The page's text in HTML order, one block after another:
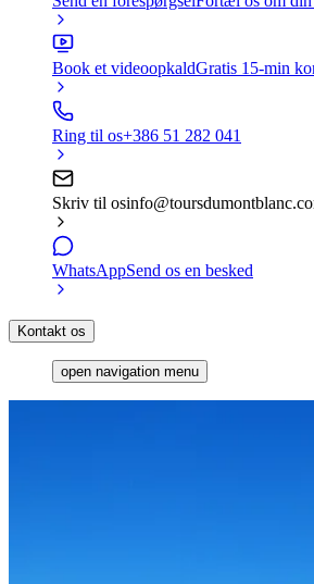
Book et videoopkaldGratis 15-min
Ring til os+386 51 282 041
Skriv til os
WhatsAppSend os en besked
Kontakt os
open navigation menu